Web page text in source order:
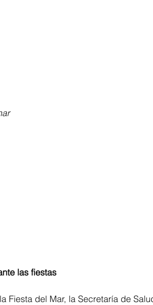
las fiestas
Fiesta del Mar, la Secretaría de